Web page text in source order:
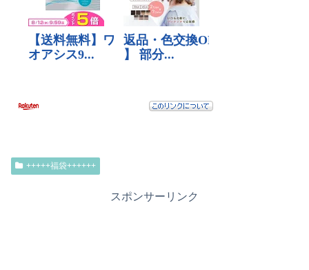
+++++福袋++++++
スポンサーリンク